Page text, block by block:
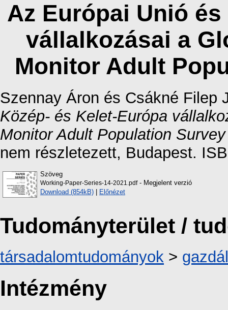
Az Európai Unió
vállalkozásai a
Monitor Adult
Szennay Áron és Csákné Filep
Közép- és Kelet-Európa
Monitor Adult Population
nem részletezett, Budapest.
Szöveg
Working-Paper-Series-14-2021.pdf- Megjelent verzió
Download (854kB) | Előnézet
Tudományterület /
társadalomtudományok >
Intézmény